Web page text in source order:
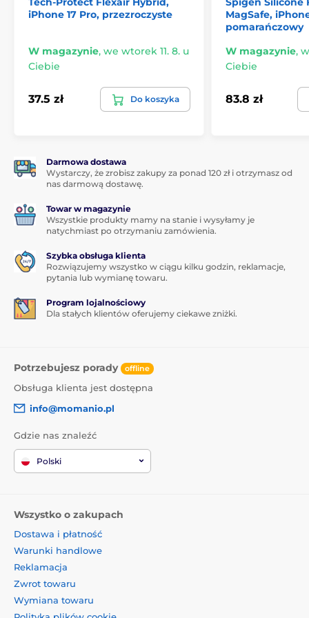
iPhone 17 Pro, przezroczyste
W magazynie, we wtorek 11. 8. u
Ciebie
37.5 zł Do koszyka
MagSafe,
pomarańczowy
W magazynie,
Ciebie
83.8 zł
Darmowa dostawa
Wystarczy, że zrobisz zakupy za ponad 120 zł i otrzymasz od
nas darmową dostawę.
Towar w magazynie
Wszystkie produkty mamy na stanie i wysyłamy je
natychmiast po otrzymaniu zamówienia.
Szybka obsługa klienta
Rozwiązujemy wszystko w ciągu kilku godzin, reklamacje,
pytania lub wymianę towaru.
Program lojalnościowy
Dla stałych klientów oferujemy ciekawe zniżki.
Potrzebujesz porady offline
Obsługa klienta jest dostępna
info@momanio.pl
Gdzie nas znaleźć
Polski
Wszystko o zakupach
Dostawa i płatność
Warunki handlowe
Reklamacja
Zwrot towaru
Wymiana towaru